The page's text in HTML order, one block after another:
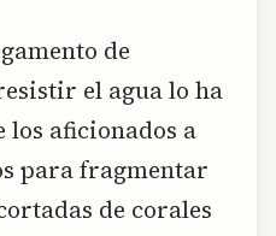
de
el agua lo ha
aficionados a
para fragmentar
de corales